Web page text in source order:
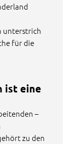
unterstrich
für die
ist eine
–
zu den